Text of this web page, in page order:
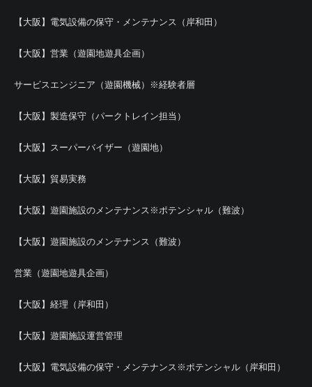
【大阪】電気設備の保守・メンテナンス（岸和田）
【大阪】営業（遊園地遊具企画）
サービスエンジニア（遊園機械）※経験者層
【大阪】製造保守（パークトレイン担当）
【大阪】スーパーバイザー（遊園地）
【大阪】貿易実務
【大阪】遊園施設のメンテナンス※ポテンシャル（難波）
【大阪】遊園施設のメンテナンス（難波）
営業（遊園地遊具企画）
【大阪】経理（岸和田）
【大阪】遊園施設運営管理
【大阪】電気設備の保守・メンテナンス※ポテンシャル（岸和田）